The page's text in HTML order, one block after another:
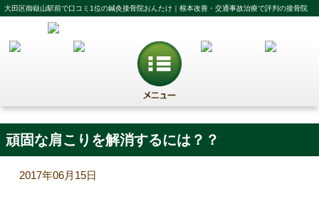
大田区御嶽山駅前で口コミ1位の鍼灸接骨院おんたけ｜根本改善・交通事故治療で評判の接骨院
頑固な肩こりを解消するには？？
2017年06月15日